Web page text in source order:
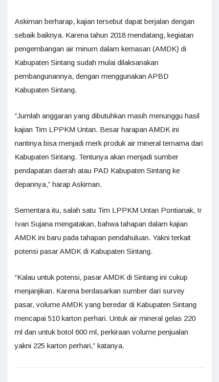
Askiman berharap, kajian tersebut dapat berjalan dengan
sebaik baiknya. Karena tahun 2018 mendatang, kegiatan
pengembangan air minum dalam kemasan (AMDK) di
Kabupaten Sintang sudah mulai dilaksanakan
pembangunannya, dengan menggunakan APBD
Kabupaten Sintang.
“Jumlah anggaran yang dibutuhkan masih menunggu hasil
kajian Tim LPPKM Untan. Besar harapan AMDK ini
nantinya bisa menjadi merk produk air mineral ternama dari
Kabupaten Sintang. Tentunya akan menjadi sumber
pendapatan daerah atau PAD Kabupaten Sintang ke
depannya,” harap Askiman.
Sementara itu, salah satu Tim LPPKM Untan Pontianak, Ir
Ivan Sujana mengatakan, bahwa tahapan dalam kajian
AMDK ini baru pada tahapan pendahuluan. Yakni terkait
potensi pasar AMDK di Kabupaten Sintang.
“Kalau untuk potensi, pasar AMDK di Sintang ini cukup
menjanjikan. Karena berdasarkan sumber dari survey
pasar, volume AMDK yang beredar di Kabupaten Sintang
mencapai 510 karton perhari. Untuk air mineral gelas 220
ml dan untuk botol 600 ml, perkiraan volume penjualan
yakni 225 karton perhari,” katanya.